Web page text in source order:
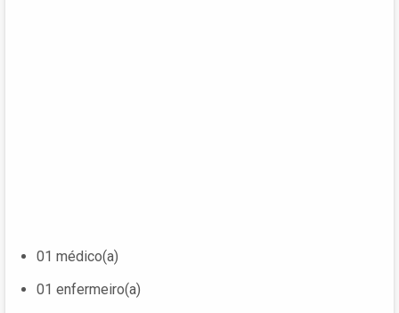
01 médico(a)
01 enfermeiro(a)